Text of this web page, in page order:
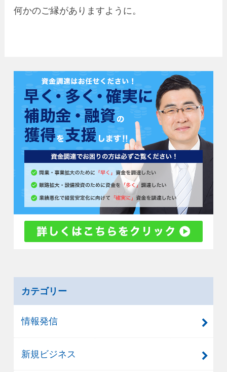
何かのご縁がありますように。
カテゴリー
情報発信
新規ビジネス